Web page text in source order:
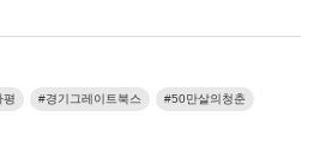
평 경기그레이트북스 50만살의청춘